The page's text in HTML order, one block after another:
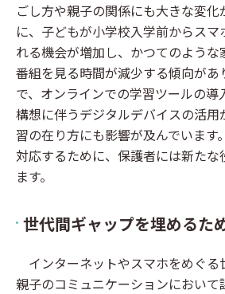
ごし方や親子の関係にも大きな変
に、子どもが小学校入学前からス
れる機会が増加し、かつてのよう
番組を見る時間が減少する傾向があ
で、オンラインでの学習ツールの導
構想に伴うデジタルデバイスの活用
習の在り方にも影響が及んでいます
対応するために、保護者には新たな
ます。
世代間ギャップを埋めるた
インターネットやスマホをめぐる
親子のコミュニケーションにおいて